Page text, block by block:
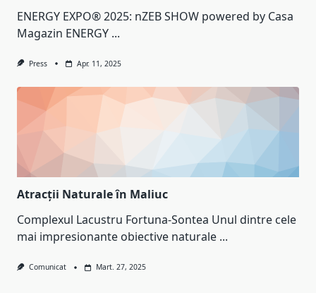
ENERGY EXPO® 2025: nZEB SHOW powered by Casa
Magazin ENERGY ...
Press Apr. 11, 2025
Atracții Naturale în Maliuc
Complexul Lacustru Fortuna-Sontea Unul dintre cele
mai impresionante obiective naturale ...
Comunicat Mart. 27, 2025